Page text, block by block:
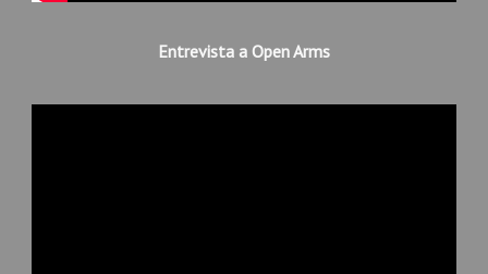
Entrevista a Open Arms